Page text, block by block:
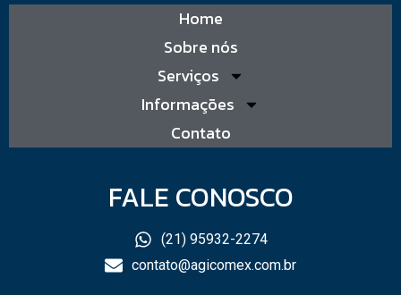
Home
Sobre nós
Serviços
Informações
Contato
FALE CONOSCO
(21) 95932-2274
contato@agicomex.com.br